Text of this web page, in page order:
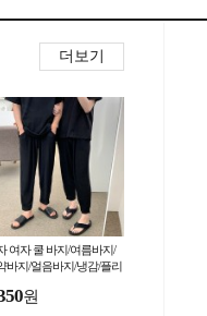
더보기
여자 쿨 바지/여름바지/
바지/얼음바지/냉감/플리
원